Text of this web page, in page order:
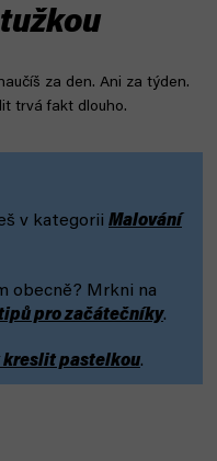
za den. Ani za týden.
trvá fakt dlouho.
v kategorii Malování
obecně? Mrkni na
pro začátečníky.
kreslit pastelkou.